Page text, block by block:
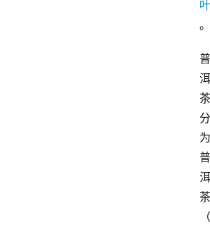
叶
。
普
洱
茶
分
为
普
洱
茶
（